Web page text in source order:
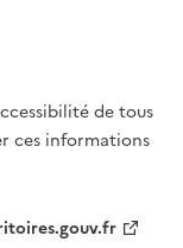
de tous
ces informations